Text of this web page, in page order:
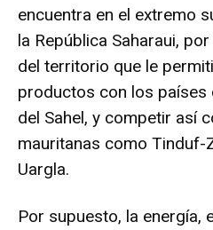
encuentra en el extremo
la República Saharaui,
del territorio que le
productos con los países
del Sahel, y competir así
mauritanas como Tinduf-
Uargla.
Por supuesto, la energía,